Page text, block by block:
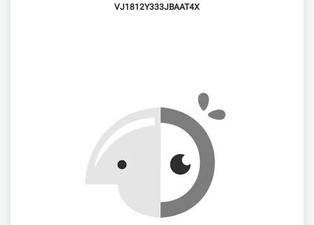
VJ1812Y333JBAAT4X